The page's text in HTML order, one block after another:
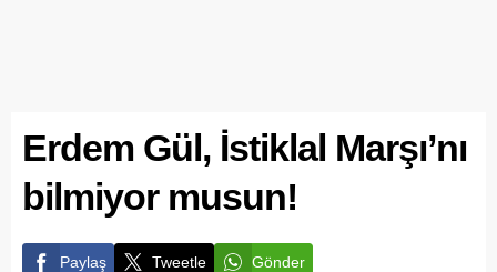
Erdem Gül, İstiklal Marşı’nı
bilmiyor musun!
Paylaş Tweetle Gönder